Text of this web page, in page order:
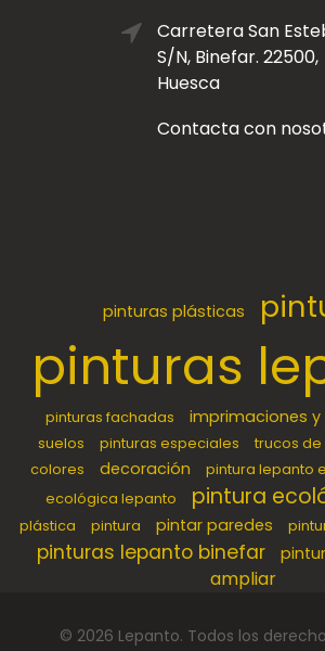
Carretera San
S/N, Binefar. 22500,
Huesca
Contacta con
pinturas plásticas
pinturas
pinturas fachadas imprimaciones
suelos pinturas especiales trucos de
colores
decoración pintura lepanto
ecológica lepanto
pintura
plástica
pintura pintar paredes
pinturas lepanto binefar
ampliar
© 2026 Lepanto. Todos los